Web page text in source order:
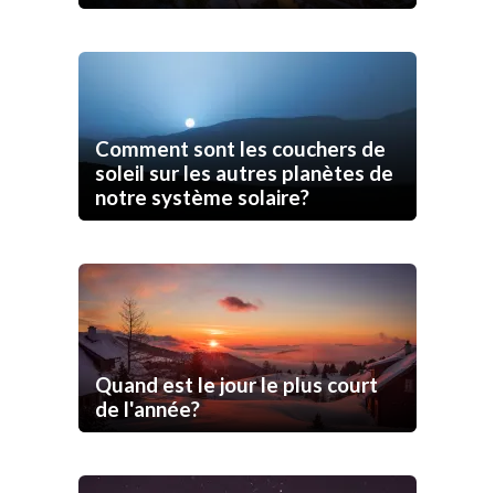
Comment sont les couchers de
soleil sur les autres planètes de
notre système solaire?
Quand est le jour le plus court
de l'année?